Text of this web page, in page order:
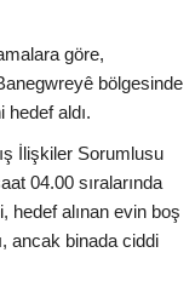
göre,
bölgesinde
aldı.
İlişkiler Sorumlusu
04.00 sıralarında
hedef alınan evin boş
ancak binada ciddi